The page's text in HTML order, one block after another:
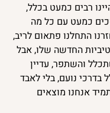
רבים כמעט בכלל,
כמעט עם כל מה
התחלנו פתאום לריב,
החדשה שלו, אבל
והשתפר, עדיין
בדרכי נועם, בלי לאבד
אנחנו מוצאים